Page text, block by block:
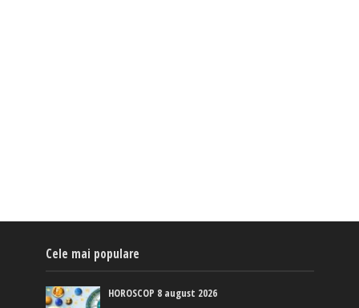
Cele mai populare
HOROSCOP 8 august 2026